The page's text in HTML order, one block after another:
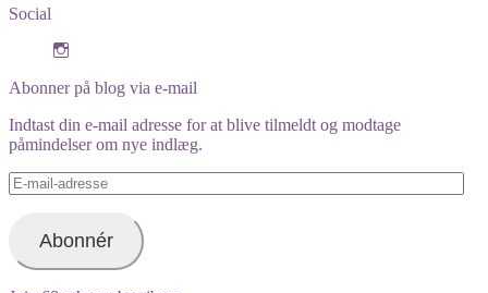
Social
profile
on
Instagram
Abonner på blog via e-mail
Indtast din e-mail adresse for at blive tilmeldt og modtage
påmindelser om nye indlæg.
E-
mail-
Abonnér